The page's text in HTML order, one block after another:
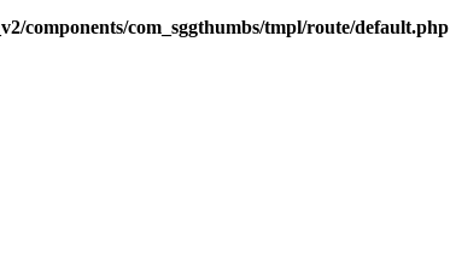
components/com_sggthumbs/tmpl/route/default.php